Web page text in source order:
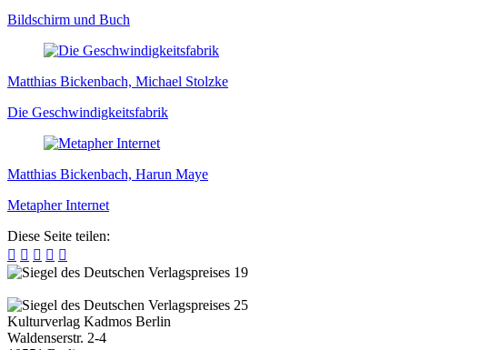
Bildschirm und Buch
Matthias Bickenbach, Michael Stolzke
Die Geschwindigkeitsfabrik
Matthias Bickenbach, Harun Maye
Metapher Internet
Diese Seite teilen:
    
Kulturverlag Kadmos Berlin
Waldenserstr. 2-4